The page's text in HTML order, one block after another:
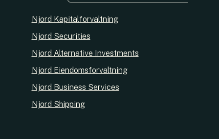
Njord Kapitalforvaltning
Njord Securities
Njord Alternative Investments
Njord Eiendomsforvaltning
Njord Business Services
Njord Shipping